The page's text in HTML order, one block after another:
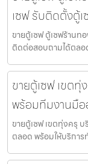
เซฟ รับติดตั้งตู้
ขายตู้เซฟ ตู้เซฟร้านท
ติดต่อสอบถามได้ตลอ
ขายตู้เซฟ เขต
พร้อมทีมงานมือ
ขายตู้เซฟ เขตทุ่งครุ
ตลอด พร้อมให้บริการ